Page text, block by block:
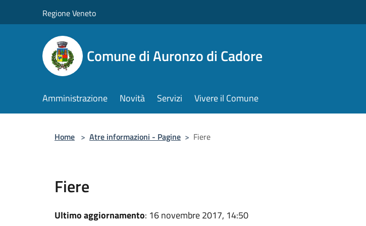
Regione Veneto
Comune di Auronzo di Cadore
Amministrazione Novità Servizi Vivere il Comune
Home > Atre informazioni - Pagine > Fiere
Fiere
Ultimo aggiornamento: 16 novembre 2017, 14:50